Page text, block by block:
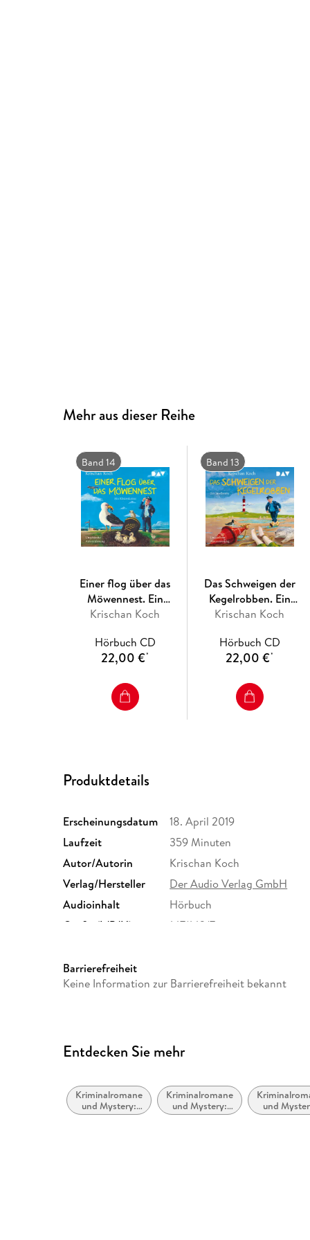
Mehr aus dieser Reihe
Band 14
Einer flog über das
Möwennest. Ein
Küstenkrimi
Krischan Koch
Hörbuch CD
22,00 €*
Band 13
Das Schweigen der
Kegelrobben. Ein
Inselkrimi
Krischan Koch
Hörbuch CD
22,00 €*
Produktdetails
Erscheinungsdatum 18. April 2019
Laufzeit
359 Minuten
Autor/Autorin
Krischan Koch
Verlag/Hersteller
Der Audio Verlag GmbH
Audioinhalt
Hörbuch
Größe (L/B/H)
147/142/7 mm
<br/>10623 Berlin
<br/>info@der-audio-
Barrierefreiheit
Keine Information zur Barrierefreiheit bekannt
Entdecken Sie mehr
Kriminalromane
und Mystery:
Cosy Mystery
Kriminalromane
und Mystery:
Humor
und